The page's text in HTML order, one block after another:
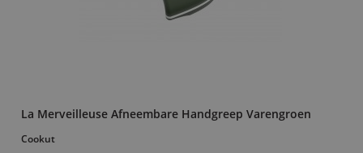
La Merveilleuse Afneembare Handgreep Varengroen
Cookut